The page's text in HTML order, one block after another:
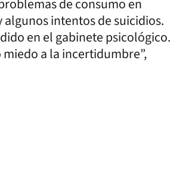
de consumo en
algunos intentos de suicidios.
en el gabinete psicológico.
a la incertidumbre”,